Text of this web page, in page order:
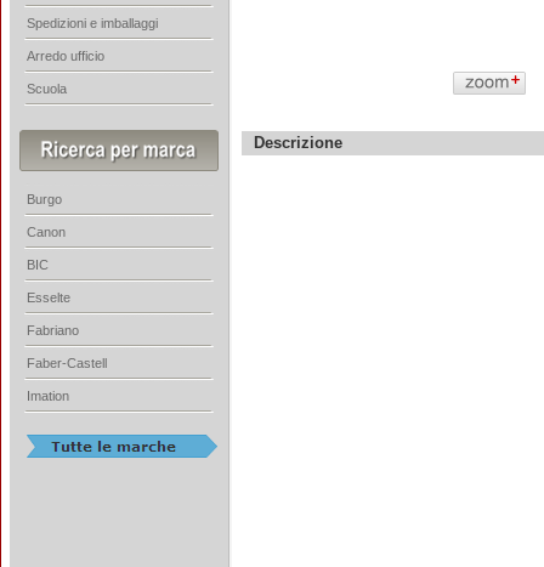
Descrizione
Spedizioni e imballaggi
Arredo ufficio
Scuola
Burgo
Canon
BIC
Esselte
Fabriano
Faber-Castell
Imation